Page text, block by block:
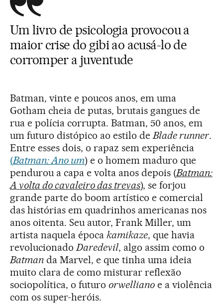
Um livro de psicologia provocou a
maior crise do gibi ao acusá-lo de
corromper a juventude
Batman, vinte e poucos anos, em uma
Gotham cheia de putas, brutais gangues de
rua e polícia corrupta. Batman, 50 anos, em
um futuro distópico ao estilo deBlade runner.
Entre esses dois, o rapaz sem experiência
(Batman: Ano um) e o homem maduro que
pendurou a capa e volta anos depois (Batman:
A volta do cavaleiro das trevas), se forjou
grande parte do boom artístico e comercial
das histórias em quadrinhos americanas nos
anos oitenta. Seu autor, Frank Miller, um
artista naquela época kamikaze, que havia
revolucionadoDaredevil, algo assim como o
Batman da Marvel, e que tinha uma ideia
muito clara de como misturar reflexão
sociopolítica, o futuro orwelliano e a violência
com os super-heróis.